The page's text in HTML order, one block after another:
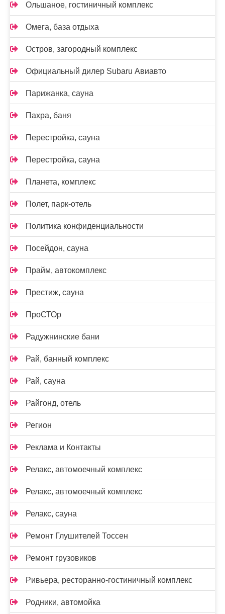
Ольшаное, гостиничный комплекс
Омега, база отдыха
Остров, загородный комплекс
Официальный дилер Subaru Авиавто
Парижанка, сауна
Пахра, баня
Перестройка, сауна
Перестройка, сауна
Планета, комплекс
Полет, парк-отель
Политика конфиденциальности
Посейдон, сауна
Прайм, автокомплекс
Престиж, сауна
ПроСТОр
Радужнинские бани
Рай, банный комплекс
Рай, сауна
Райгонд, отель
Регион
Реклама и Контакты
Релакс, автомоечный комплекс
Релакс, автомоечный комплекс
Релакс, сауна
Ремонт Глушителей Тоссен
Ремонт грузовиков
Ривьера, ресторанно-гостиничный комплекс
Родники, автомойка